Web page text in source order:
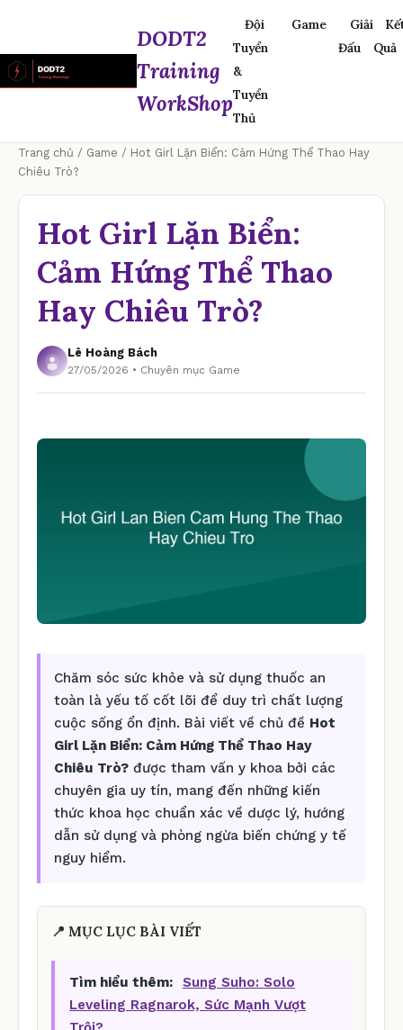
DODT2
Training
WorkShop
Đội
Tuyển
&
Tuyển
Thủ
Game
Giải
Đấu
Quả
Trang chủ / Game / Hot Girl Lặn Biển: Cảm Hứng Thể Thao Hay
Chiêu Trò?
Hot Girl Lặn Biển:
Cảm Hứng Thể Thao
Hay Chiêu Trò?
Lê Hoàng Bách
27/05/2026 • Chuyên mục Game
Chăm sóc sức khỏe và sử dụng thuốc an
toàn là yếu tố cốt lõi để duy trì chất lượng
cuộc sống ổn định. Bài viết về chủ đề Hot
Girl Lặn Biển: Cảm Hứng Thể Thao Hay
Chiêu Trò? được tham vấn y khoa bởi các
chuyên gia uy tín, mang đến những kiến
thức khoa học chuẩn xác về dược lý, hướng
dẫn sử dụng và phòng ngừa biến chứng y tế
nguy hiểm.
📍 MỤC LỤC BÀI VIẾT
Tìm hiểu thêm:
Sung Suho: Solo
Leveling Ragnarok, Sức Mạnh Vượt